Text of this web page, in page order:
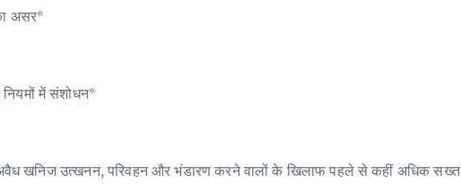
असर*
नियमों में संशोधन*
खनिज उत्खनन, परिवहन और भंडारण करने वालों के खिलाफ पहले से कहीं अधिक सख्त